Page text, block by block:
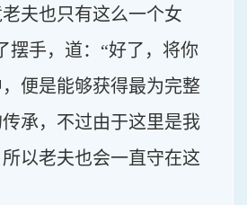
夫也只有这么一个女
手，道：“好了，将你
便是能够获得最为完整
承，不过由于这里是我
以老夫也会一直守在这